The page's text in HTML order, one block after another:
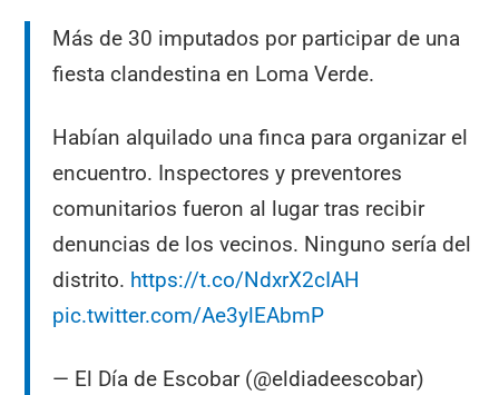
Más de 30 imputados por participar de una
fiesta clandestina en Loma Verde.
Habían alquilado una finca para organizar el
encuentro. Inspectores y preventores
comunitarios fueron al lugar tras recibir
denuncias de los vecinos. Ninguno sería del
distrito. https://t.co/NdxrX2cIAH
pic.twitter.com/Ae3ylEAbmP
— El Día de Escobar (@eldiadeescobar)